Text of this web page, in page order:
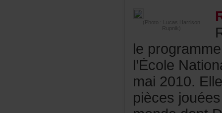
(Photo:LucasHarrison
Rupnik)